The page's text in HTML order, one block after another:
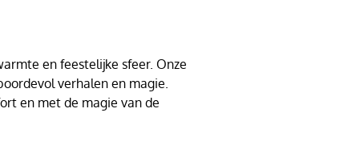
en feestelijke sfeer. Onze
verhalen en magie.
en met de magie van de